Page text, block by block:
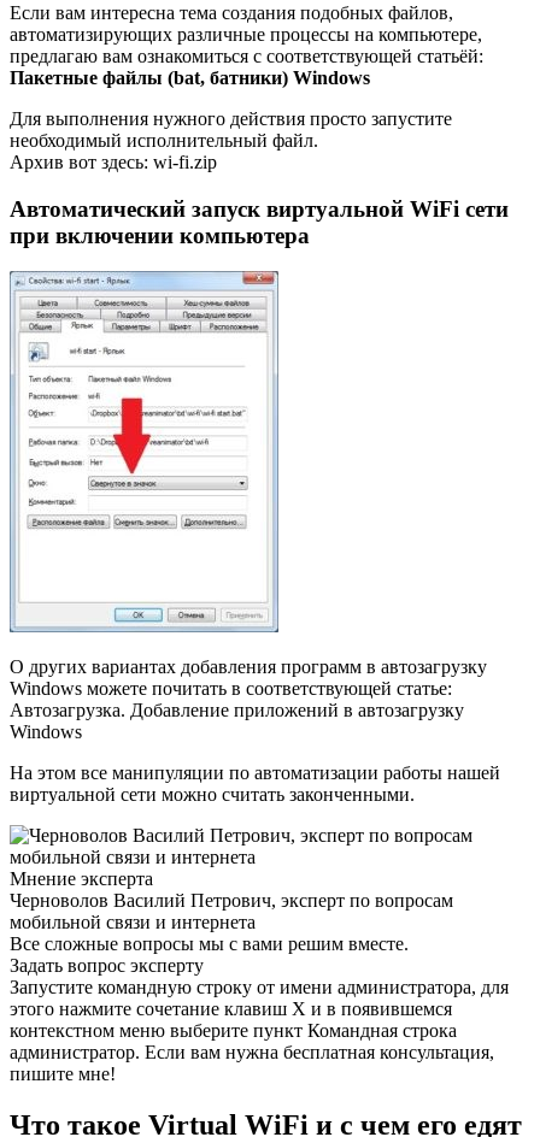
Если вам интересна тема создания подобных файлов,
автоматизирующих различные процессы на компьютере,
предлагаю вам ознакомиться с соответствующей статьёй:
Пакетные файлы (bat, батники) Windows
Для выполнения нужного действия просто запустите
необходимый исполнительный файл.
Архив вот здесь: wi-fi.zip
Автоматический запуск виртуальной WiFi сети
при включении компьютера
О других вариантах добавления программ в автозагрузку
Windows можете почитать в соответствующей статье:
Автозагрузка. Добавление приложений в автозагрузку
Windows
На этом все манипуляции по автоматизации работы нашей
виртуальной сети можно считать законченными.
Мнение эксперта
Черноволов Василий Петрович, эксперт по вопросам
мобильной связи и интернета
Все сложные вопросы мы с вами решим вместе.
Задать вопрос эксперту
Запустите командную строку от имени администратора, для
этого нажмите сочетание клавиш X и в появившемся
контекстном меню выберите пункт Командная строка
администратор. Если вам нужна бесплатная консультация,
пишите мне!
Что такое Virtual WiFi и с чем его едят